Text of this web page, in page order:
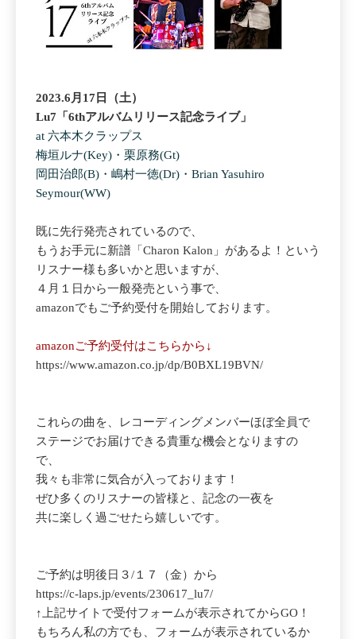
2023.6月17日（土）
Lu7「6thアルバムリリース記念ライブ」
at 六本木クラップス
梅垣ルナ(Key)・栗原務(Gt)
岡田治郎(B)・嶋村一徳(Dr)・Brian Yasuhiro
Seymour(WW)
既に先行発売されているので、
もうお手元に新譜「Charon Kalon」があるよ！という
リスナー様も多いかと思いますが、
４月１日から一般発売という事で、
amazonでもご予約受付を開始しております。
amazonご予約受付はこちらから↓
https://www.amazon.co.jp/dp/B0BXL19BVN/
これらの曲を、レコーディングメンバーほぼ全員で
ステージでお届けできる貴重な機会となりますの
で、
我々も非常に気合が入っております！
ぜひ多くのリスナーの皆様と、記念の一夜を
共に楽しく過ごせたら嬉しいです。
ご予約は明後日３/１７（金）から
https://c-laps.jp/events/230617_lu7/
↑上記サイトで受付フォームが表示されてからGO！
もちろん私の方でも、フォームが表示されているか